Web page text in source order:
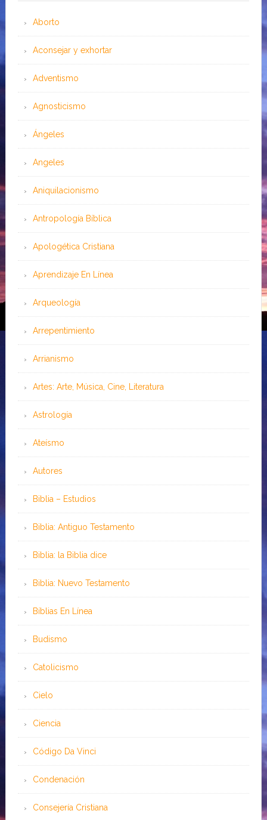
Aborto
Aconsejar y exhortar
Adventismo
Agnosticismo
Ángeles
Angeles
Aniquilacionismo
Antropología Bíblica
Apologética Cristiana
Aprendizaje En Línea
Arqueología
Arrepentimiento
Arrianismo
Artes: Arte, Música, Cine, Literatura
Astrología
Ateísmo
Autores
Biblia – Estudios
Biblia: Antiguo Testamento
Biblia: la Biblia dice
Biblia: Nuevo Testamento
Bíblias En Línea
Budismo
Catolicismo
Cielo
Ciencia
Código Da Vinci
Condenación
Consejería Cristiana